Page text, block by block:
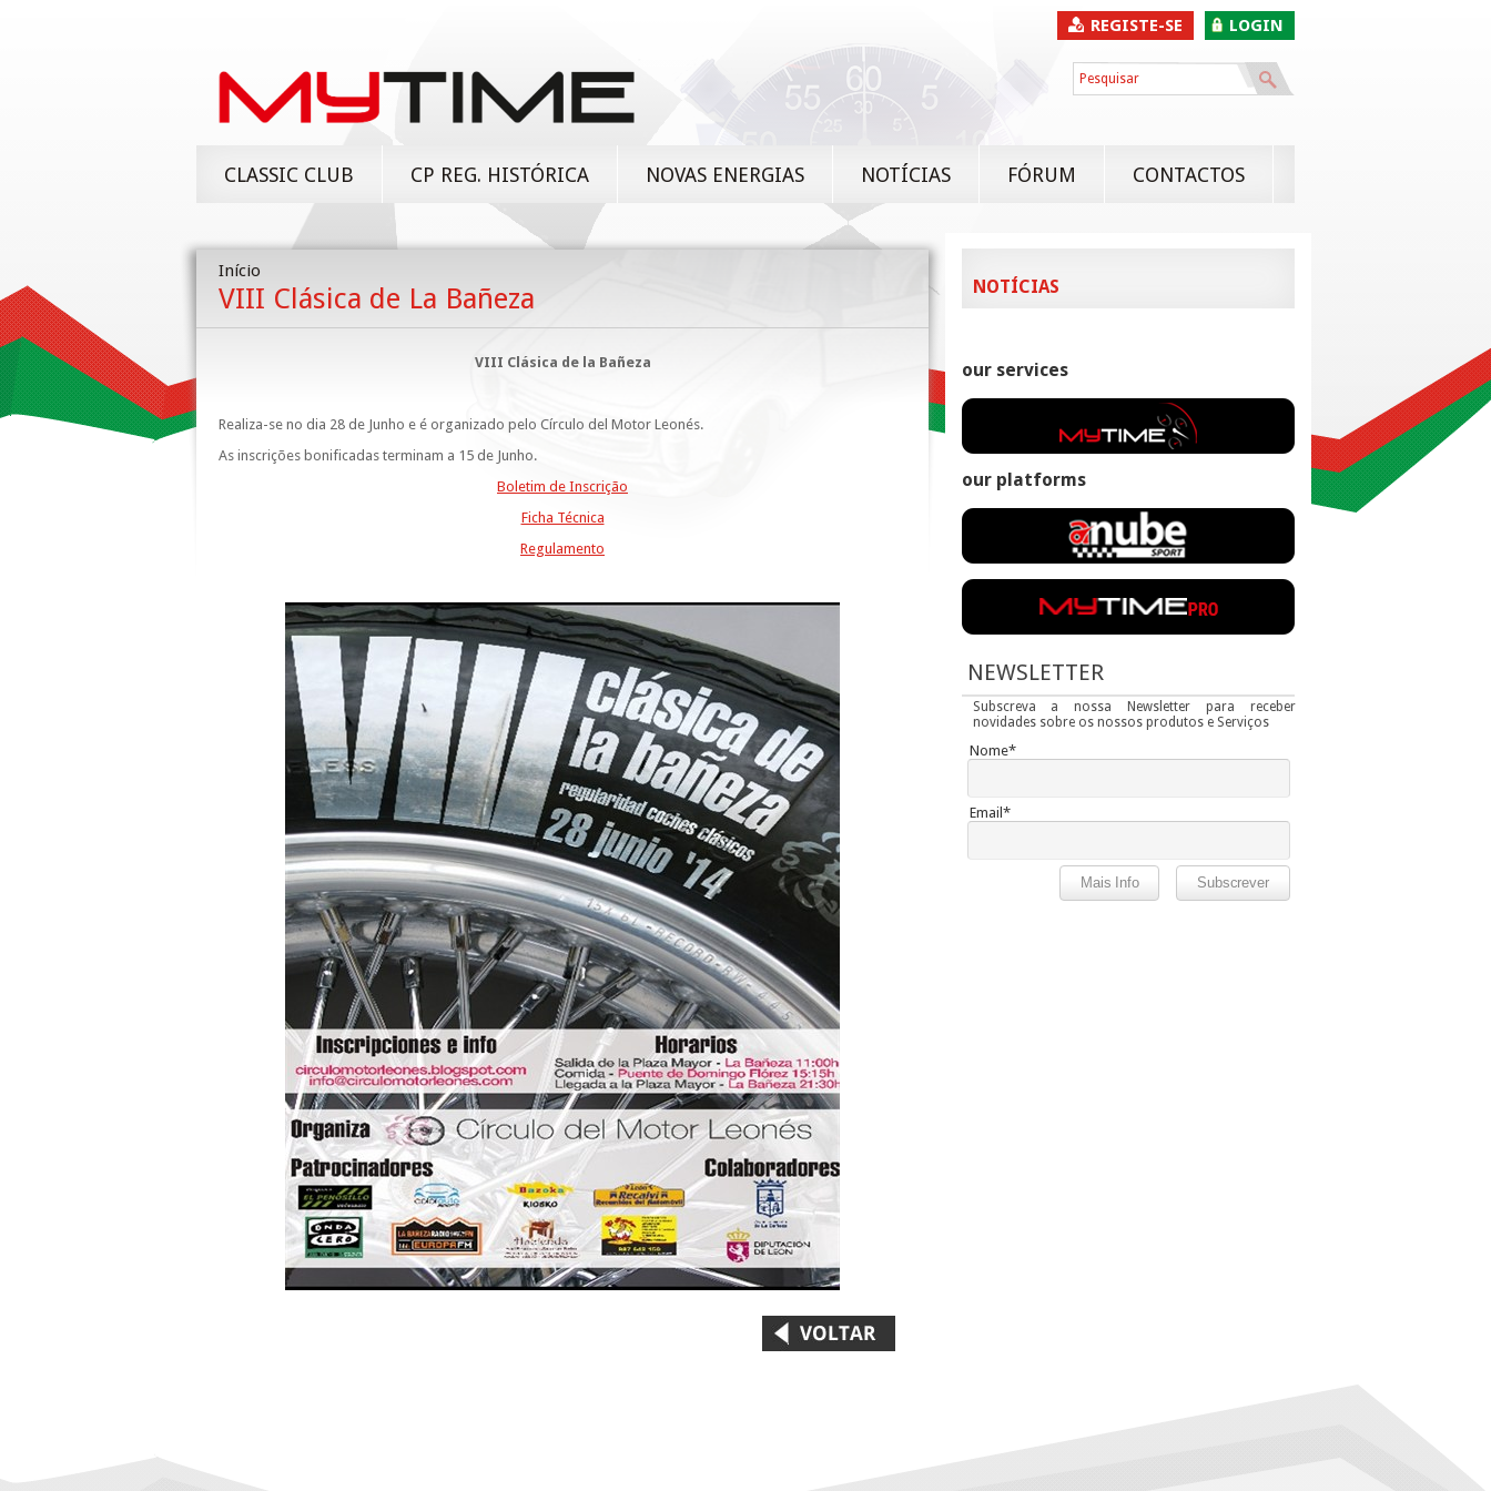
LOGIN
REGISTE-SE
CLASSIC CLUB CP REG. HISTÓRICA NOVAS ENERGIAS NOTÍCIAS FÓRUM CONTACTOS
Início
VIII Clásica de La Bañeza
VIII Clásica de la Bañeza
Realiza-se no dia 28 de Junho e é organizado pelo Círculo del Motor Leonés.
As inscrições bonificadas terminam a 15 de Junho.
Boletim de Inscrição
Ficha Técnica
Regulamento
NOTÍCIAS
our services
our platforms
NEWSLETTER
Subscreva a nossa Newsletter para receber
novidades sobre os nossos produtos e Serviços
Nome*
Email*